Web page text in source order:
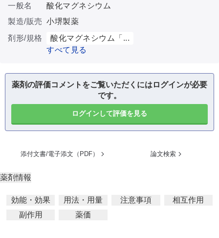
一般名
酸化マグネシウム
製造/販売 小堺製薬
剤形/規格
酸化マグネシウム「...
すべて見る
薬剤の評価コメントをご覧いただくにはログインが必要
です。
ログインして評価を見る
添付文書/電子添文（PDF） 論文検索
薬剤情報
効能・効果 用法・用量 注意事項
相互作用
副作用
薬価